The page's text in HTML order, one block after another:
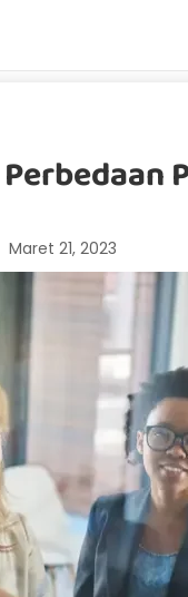
Maret 21, 2023